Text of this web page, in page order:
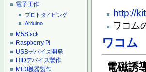
電子工作
プロトタイピング
Arduino
M5Stack
Raspberry Pi
USBデバイス開発
HIDデバイス製作
MIDI機器製作
http://
ワコム
ワコム
電磁誘